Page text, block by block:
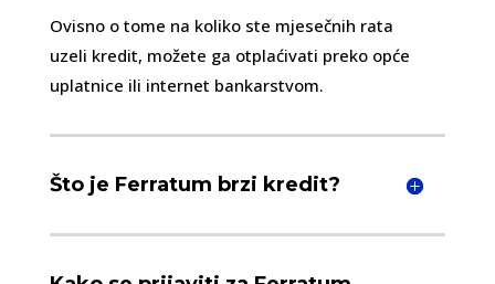
Ovisno o tome na koliko ste mjesečnih rata
uzeli kredit, možete ga otplaćivati preko opće
uplatnice ili internet bankarstvom.
Što je Ferratum brzi kredit?